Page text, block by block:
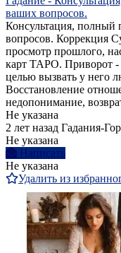
ваших вопросов.
Консультация, полный
вопросов. Коррекция
просмотр прошлого,
карт ТАРО. Приворот -
целью вызвать у него
Восстановление
недопонимание,
Не указана
2 лет назад Гадания-
Не указана
Написать
Не указана
Удалить из